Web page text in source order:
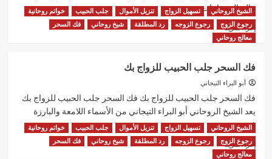
عالم الروحانيات...
إقرأ المزيداقرأ
المزيد
السحر
جلب
الحبيب
للزواج
الشيخ الروحاني تسهيل الزواج تنزيل الأموال جلب الحبيب
خواتم روحانية
رجوع الزوج
رجوع الزوجه رد المطلقة شيخ روحاني
فك السحر
معالج روحاني
فك السحر جلب الحبيب للزواج بك
أبو البراء التيجاني
فك السحر جلب الحبيب للزواج بك فك السحر جلب الحبيب للزواج بك
يعد الشيخ الروحاني أبو البراء التيجاني من الأسماء اللامعة والبارزة
في...
إقرأ المزيداقرأ
المزيد
الشيخ الروحاني تسهيل الزواج تنزيل الأموال جلب الحبيب
خواتم روحانية
رجوع الزوج
رجوع الزوجه رد المطلقة شيخ روحاني
فك السحر
معالج روحاني